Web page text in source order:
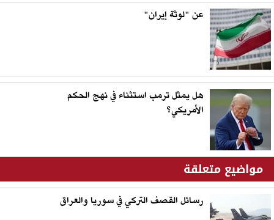
عن "لوثة إيران"
هل يمثل ترمب استثناء في نهج الحكم
الأمريكي؟
مواضيع متعلقة
رسائل القصف التركي في سوريا والعراق